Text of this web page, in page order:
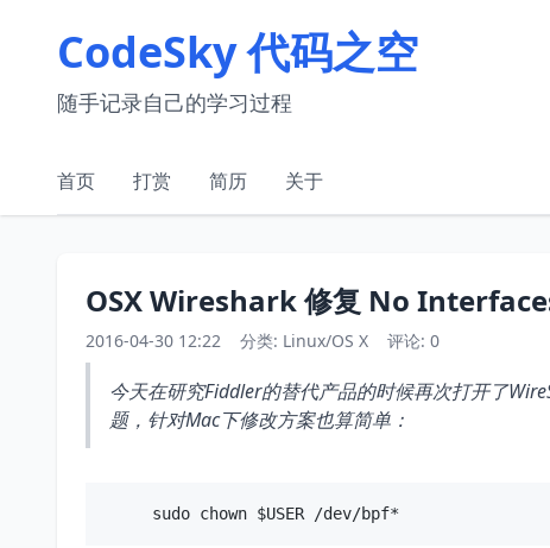
CodeSky 代码之空
随手记录自己的学习过程
首页 打赏 简历 关于
OSX Wireshark 修复 No
2016-04-30 12:22 分类: Linux/OS X 评论: 0
今天在研究Fiddler的替代产品的时候再次打开了
题，针对Mac下修改方案也算简单：